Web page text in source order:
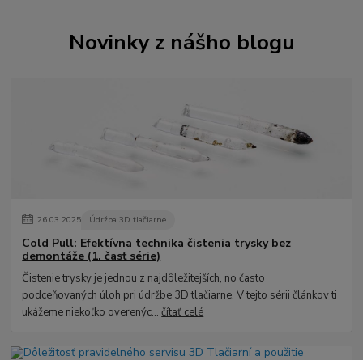
Novinky z nášho blogu
26.03.2025 Údržba 3D tlačiarne
Cold Pull: Efektívna technika čistenia trysky bez
demontáže (1. časť série)
Čistenie trysky je jednou z najdôležitejších, no často
podceňovaných úloh pri údržbe 3D tlačiarne. V tejto sérii článkov ti
ukážeme niekoľko overenýc...čítať celé